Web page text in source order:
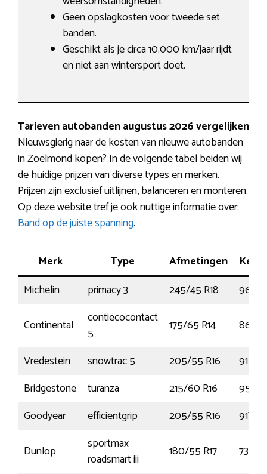
Geen opslagkosten voor tweede set
banden.
Geschikt als je circa 10.000 km/jaar rijdt
en niet aan wintersport doet.
Tarieven autobanden augustus 2026 vergelijken
Nieuwsgierig naar de kosten van nieuwe autobanden
in Zoelmond kopen? In de volgende tabel beiden wij
de huidige prijzen van diverse types en merken.
Prijzen zijn exclusief uitlijnen, balanceren en monteren.
Op deze website tref je ook nuttige informatie over:
Band op de juiste spanning.
Merk Type Afmetingen
Michelin
primacy 3 245/45 R18
96Y
Continental
contiecocontact
5
175/65 R14
86T
Vredestein
snowtrac 5 205/55 R16
91H
Bridgestone
turanza 215/60 R16
95V
Goodyear
efficientgrip 205/55 R16
91V
Dunlop
sportmax
roadsmart iii
180/55 R17
73W